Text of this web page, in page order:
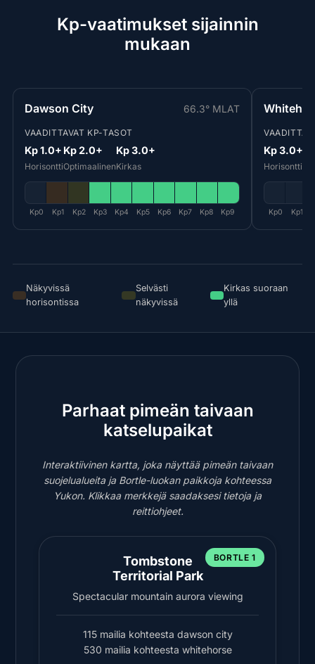
Kp-vaatimukset sijainnin
mukaan
Dawson City 66.3° MLAT
VAADITTAVAT KP-TASOT
Kp 1.0+
Horisontti
Kp 2.0+
Optimaalinen
Kp 3.0+
Kirkas
Kp0 Kp1 Kp2 Kp3 Kp4 Kp5 Kp6 Kp7 Kp8 Kp9
Kp 3.0+
Horisontti
Kp0 Kp1
Näkyvissä
horisontissa
Selvästi
näkyvissä
Kirkas suoraan
yllä
Parhaat pimeän taivaan
katselupaikat
Interaktiivinen kartta, joka näyttää pimeän taivaan
suojelualueita ja Bortle-luokan paikkoja kohteessa
Yukon. Klikkaa merkkejä saadaksesi tietoja ja
reittiohjeet.
BORTLE 1
Tombstone
Territorial Park
Spectacular mountain aurora viewing
115 mailia kohteesta dawson city
530 mailia kohteesta whitehorse